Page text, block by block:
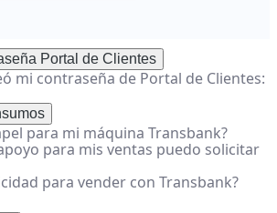
Portal de Clientes
mi contraseña de Portal de Clientes:
para mi máquina Transbank?
para mis ventas puedo solicitar
para vender con Transbank?